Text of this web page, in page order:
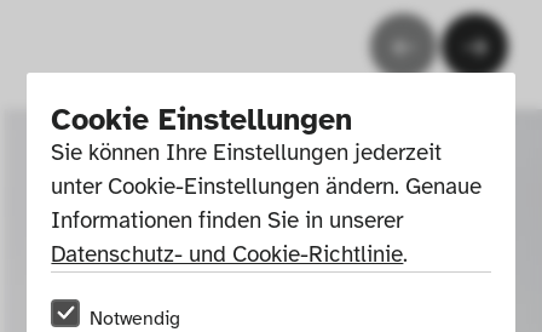
Cookie Einstellungen
Sie können Ihre Einstellungen jederzeit
unter Cookie-Einstellungen ändern. Genaue
Informationen finden Sie in unserer
Datenschutz- und Cookie-Richtlinie.
Notwendig